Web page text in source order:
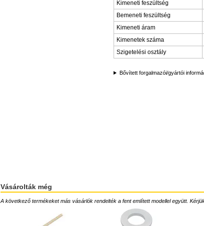
Kimeneti feszültség
Bemeneti feszültség
Kimeneti áram
Kimenetek száma
Szigetelési osztály
Bővített forgalmazói/gyártói
Vásárolták még
A következő termékeket más vásárlók rendelték a fent említett modellel együtt.